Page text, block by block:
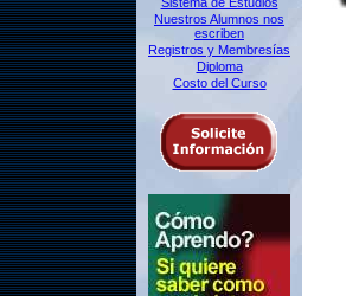
Nuestros Alumnos nos
escriben
Registros y Membresías
Diploma
Costo del Curso